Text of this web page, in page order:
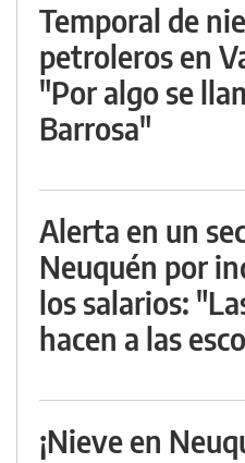
Temporal de
petroleros en
"Por algo se
Barrosa"
Alerta en un
Neuquén por
los salarios:
hacen a las
¡Nieve en